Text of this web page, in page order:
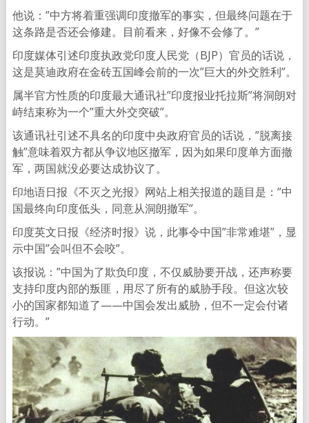
他说：”中方将着重强调印度撤军的事实，但最终问题在于
这条路是否还会修建。目前看来，好像不会修了。”
印度媒体引述印度执政党印度人民党（BJP）官员的话说，
这是莫迪政府在金砖五国峰会前的一次”巨大的外交胜利”。
属半官方性质的印度最大通讯社”印度报业托拉斯”将洞朗对
峙结束称为一个”重大外交突破”。
该通讯社引述不具名的印度中央政府官员的话说，”脱离接
触”意味着双方都从争议地区撤军，因为如果印度单方面撤
军，两国就没必要达成协议了。
印地语日报《不灭之光报》网站上相关报道的题目是：”中
国最终向印度低头，同意从洞朗撤军”。
印度英文日报《经济时报》说，此事令中国”非常难堪”，显
示中国”会叫但不会咬”。
该报说：”中国为了欺负印度，不仅威胁要开战，还声称要
支持印度内部的叛匪，用尽了所有的威胁手段。但这次较
小的国家都知道了——中国会发出威胁，但不一定会付诸
行动。”